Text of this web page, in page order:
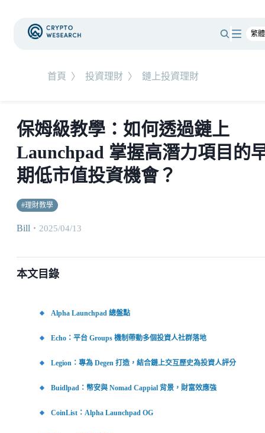
首頁 〉 投資理財 〉 鏈上投資理財
保姆級教學：如何透過鏈上
Launchpad 掌握高潛力項目的
期低市值投資機會？
#理財教學
Bill ・ 2025/04/13
本文目錄
Alpha Launchpad 總盤點
Echo：平台 Groups 機制帶動多個投資人社群落地
Legion：專為 Degen 打造，結合鏈上交互歷史為投資人評分
Buidlpad：幣安與 Nomad Cappial 背景，財富效應強
CoinList：Alpha Launchpad OG